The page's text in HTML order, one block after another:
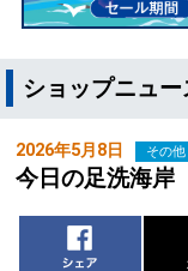
ショップニュー
2026年5月8日 その
今日の足洗海岸